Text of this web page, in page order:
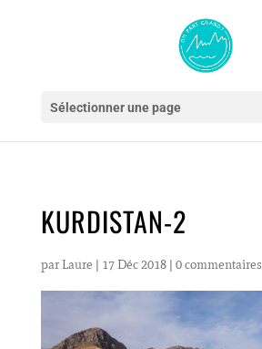
Sélectionner une page
KURDISTAN-2
par Laure | 17 Déc 2018| 0 commentaires